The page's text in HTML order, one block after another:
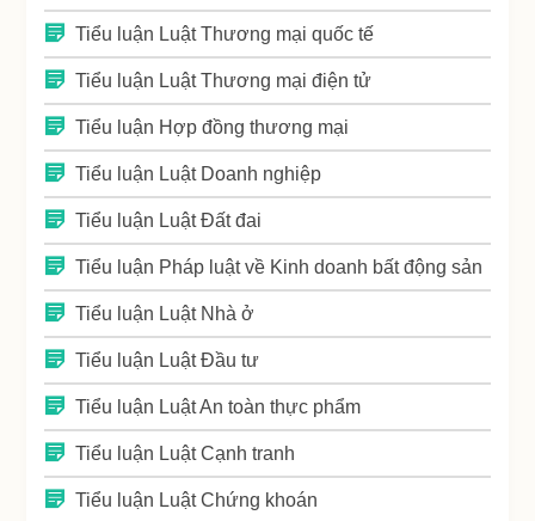
Tiểu luận Luật Thương mại quốc tế
Tiểu luận Luật Thương mại điện tử
Tiểu luận Hợp đồng thương mại
Tiểu luận Luật Doanh nghiệp
Tiểu luận Luật Đất đai
Tiểu luận Pháp luật về Kinh doanh bất động sản
Tiểu luận Luật Nhà ở
Tiểu luận Luật Đầu tư
Tiểu luận Luật An toàn thực phẩm
Tiểu luận Luật Cạnh tranh
Tiểu luận Luật Chứng khoán